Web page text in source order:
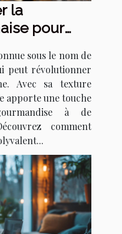
la
pour
sous le nom de
peut révolutionner
Avec sa texture
apporte une touche
à de
comment